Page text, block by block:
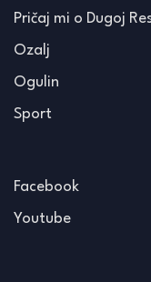
Pričaj mi o Dugoj
Ozalj
Ogulin
Sport
Facebook
Youtube